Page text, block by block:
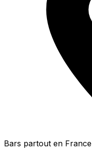
Bars partout en France